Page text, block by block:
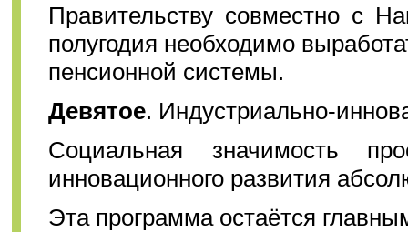
Правительству совместно с
полугодия необходимо
пенсионной системы.
Девятое. Индустриально-
Социальная значимость
инновационного развития
Эта программа остаётся